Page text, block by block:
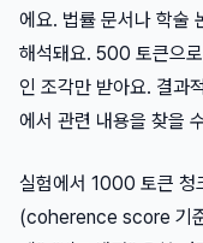
에요. 법률 문서나 학술
해석돼요. 500 토큰으
인 조각만 받아요. 결과
에서 관련 내용을 찾을
실험에서 1000 토큰 청
(coherence score 기